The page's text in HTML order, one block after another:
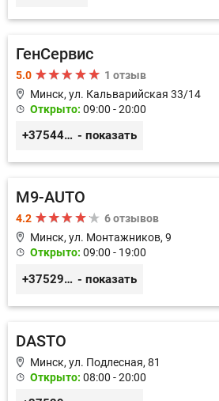
ГенСервис
5.0
1 отзыв
Минск, ул. Кальварийская 33/14
Открыто: 09:00 - 20:00
+375444649592 - показать
M9-AUTO
4.2
6 отзывов
Минск, ул. Монтажников, 9
Открыто: 09:00 - 19:00
+375299395764 - показать
DASTO
Минск, ул. Подлесная, 81
Открыто: 08:00 - 20:00